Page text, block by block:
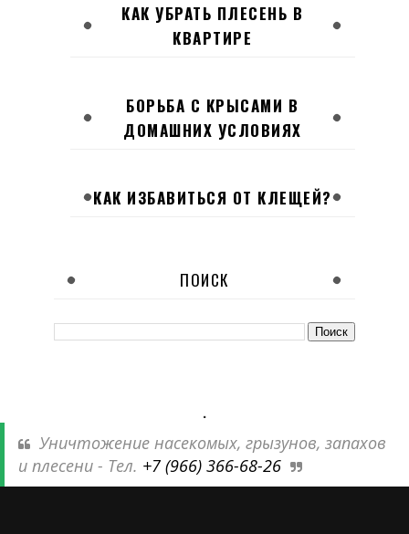
КАК УБРАТЬ ПЛЕСЕНЬ В
КВАРТИРЕ
БОРЬБА С КРЫСАМИ В
ДОМАШНИХ УСЛОВИЯХ
КАК ИЗБАВИТЬСЯ ОТ КЛЕЩЕЙ?
ПОИСК
.
Уничтожение насекомых, грызунов, запахов
и плесени - Тел. +7 (966) 366-68-26